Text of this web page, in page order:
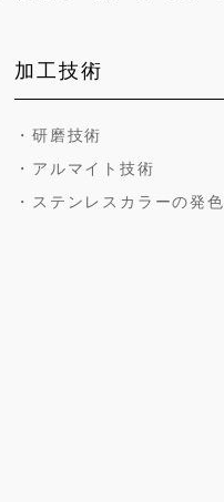
加工技術
・研磨技術
・アルマイト技術
・ステンレスカラーの発色